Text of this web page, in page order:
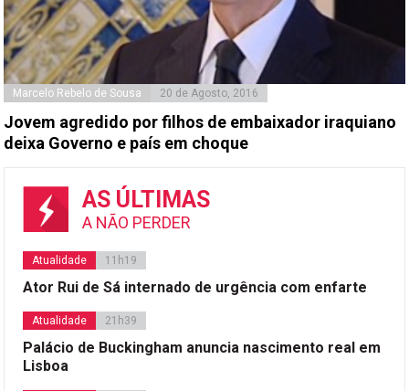
Marcelo Rebelo de Sousa 20 de Agosto, 2016
Jovem agredido por filhos de embaixador iraquiano
deixa Governo e país em choque
AS ÚLTIMAS
A NÃO PERDER
Atualidade 11h19
Ator Rui de Sá internado de urgência com enfarte
Atualidade 21h39
Palácio de Buckingham anuncia nascimento real em
Lisboa